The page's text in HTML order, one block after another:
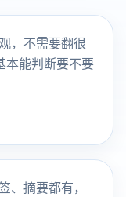
，不需要翻很
本能判断要不要
、摘要都有，